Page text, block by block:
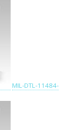
MIL-DTL-11484-